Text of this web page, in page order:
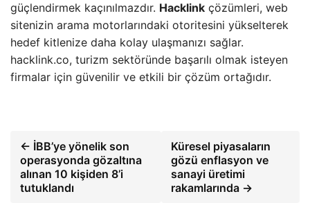
güçlendirmek kaçınılmazdır. Hacklink çözümleri, web
sitenizin arama motorlarındaki otoritesini yükselterek
hedef kitlenize daha kolay ulaşmanızı sağlar.
hacklink.co, turizm sektöründe başarılı olmak isteyen
firmalar için güvenilir ve etkili bir çözüm ortağıdır.
← İBB’ye yönelik son
operasyonda gözaltına
alınan 10 kişiden 8’i
tutuklandı
Küresel piyasaların
gözü enflasyon ve
sanayi üretimi
rakamlarında →